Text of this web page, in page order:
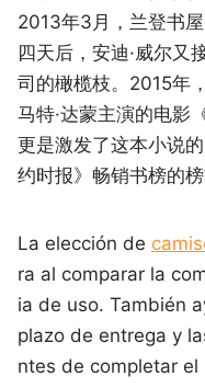
2013年3月，兰登书
四天后，安迪·威尔又
司的橄榄枝。2015年
马特·达蒙主演的电影
更是激发了这本小说
约时报》畅销书榜的榜
La elección de
ra al comparar la
ia de uso. También
plazo de entrega y
ntes de completar el